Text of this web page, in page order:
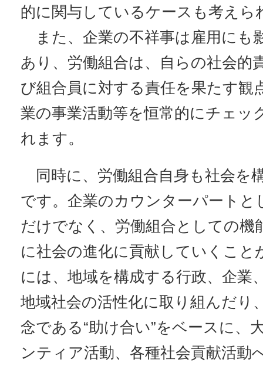
的に関与しているケースも考えら
また、企業の不祥事は雇用にも
あり、労働組合は、自らの社会的
び組合員に対する責任を果たす観
業の事業活動等を恒常的にチェッ
れます。
同時に、労働組合自身も社会を
です。企業のカウンターパートと
だけでなく、労働組合としての機
に社会の進化に貢献していくこと
には、地域を構成する行政、企業
地域社会の活性化に取り組んだり
念である“助け合い”をベースに、
ンティア活動、各種社会貢献活動